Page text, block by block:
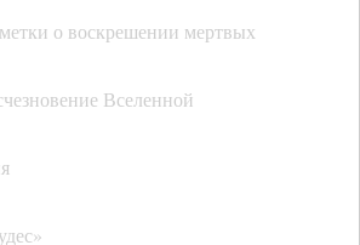
о воскрешении мертвых
Вселенной